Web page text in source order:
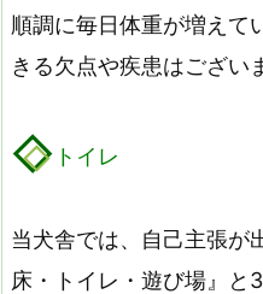
順調に毎日体重が増えて
きる欠点や疾患はござい
トイレ
当犬舎では、自己主張が
床・トイレ・遊び場』と